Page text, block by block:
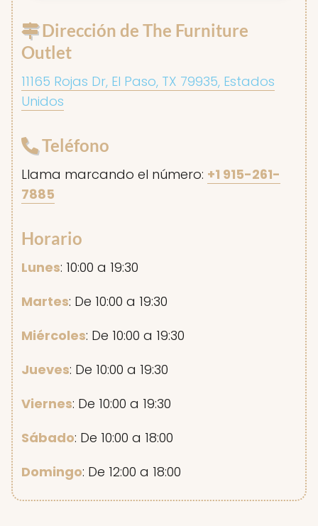
Dirección de The Furniture
Outlet
11165 Rojas Dr, El Paso, TX 79935, Estados
Unidos
Teléfono
Llama marcando el número: +1 915-261-
7885
Horario
Lunes: 10:00 a 19:30
Martes: De 10:00 a 19:30
Miércoles: De 10:00 a 19:30
Jueves: De 10:00 a 19:30
Viernes: De 10:00 a 19:30
Sábado: De 10:00 a 18:00
Domingo: De 12:00 a 18:00